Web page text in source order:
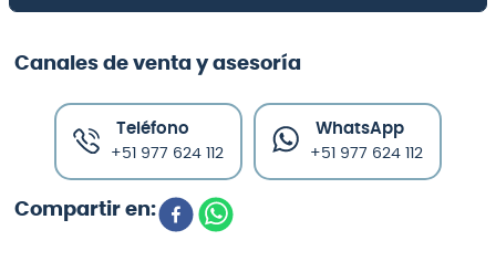
Canales de venta y asesoría
Teléfono
+51 977 624 112
WhatsApp
+51 977 624 112